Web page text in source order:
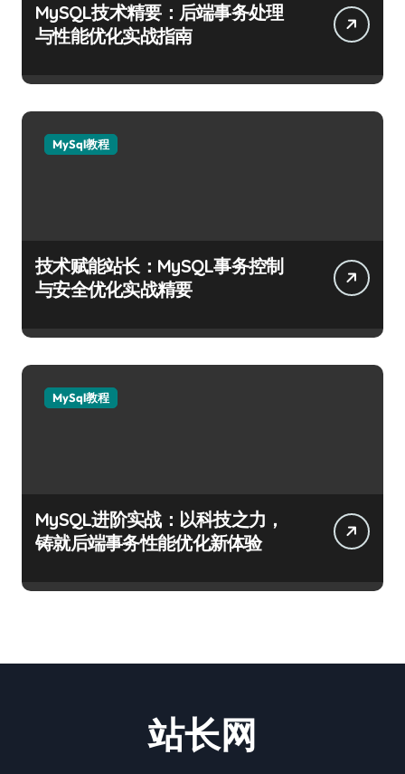
MySQL技术精要：后端事务处理
与性能优化实战指南
MySql教程
技术赋能站长：MySQL事务控制
与安全优化实战精要
MySql教程
MySQL进阶实战：以科技之力，
铸就后端事务性能优化新体验
站长网